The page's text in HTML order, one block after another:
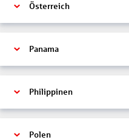
Österreich
Panama
Philippinen
Polen